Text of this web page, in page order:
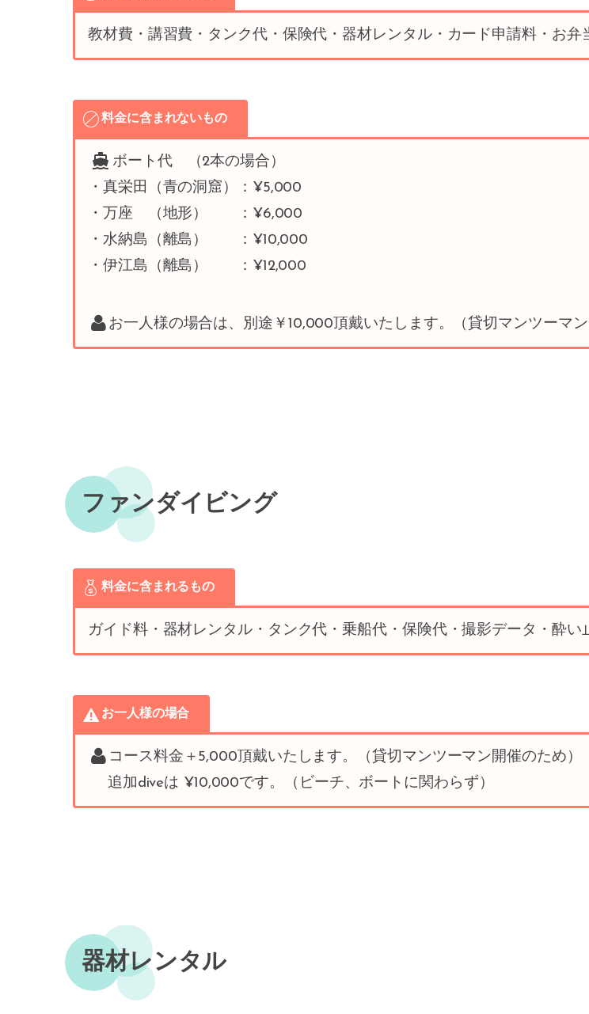
教材費・講習費・タンク代・保険代・器材レンタル・カード申請料・お弁
料金に含まれないもの
ボート代 （2本の場合）
・真栄田（青の洞窟）：¥5,000
・万座 （地形） ：¥6,000
・水納島（離島） ：¥10,000
・伊江島（離島） ：¥12,000
お一人様の場合は、別途￥10,000頂戴いたします。（貸切マンツーマン
ファンダイビング
料金に含まれるもの
ガイド料・器材レンタル・タンク代・乗船代・保険代・撮影データ・酔
お一人様の場合
コース料金＋5,000頂戴いたします。（貸切マンツーマン開催のため）
追加diveは ¥10,000です。（ビーチ、ボートに関わらず）
器材レンタル